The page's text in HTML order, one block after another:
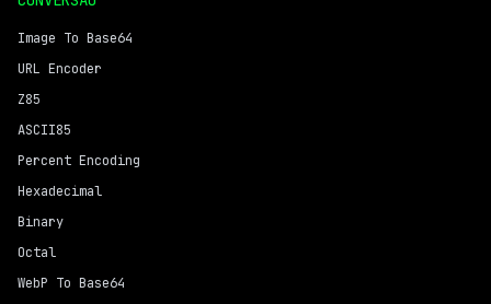
Image To Base64
URL Encoder
Z85
ASCII85
Percent Encoding
Hexadecimal
Binary
Octal
WebP To Base64